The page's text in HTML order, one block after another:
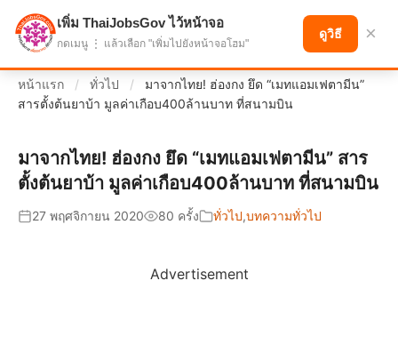
แบ่งปันโอกาส เพื่ออนาคตที่ก้าวหน้า
หน้าแรก / ทั่วไป /
มาจากไทย! ฮ่องกง ยึด “เมทแอมเฟตามีน”
สารตั้งต้นยาบ้า มูลค่าเกือบ400ล้านบาท ที่สนามบิน
มาจากไทย! ฮ่องกง ยึด “เมทแอมเฟตามีน” สาร
ตั้งต้นยาบ้า มูลค่าเกือบ400ล้านบาท ที่สนามบิน
27 พฤศจิกายน 2020 80 ครั้ง ทั่วไป,บทความทั่วไป
Advertisement
เพิ่ม ThaiJobsGov ไว้หน้าจอ
กดเมนู ⋮ แล้วเลือก "เพิ่มไปยังหน้าจอโฮม"
ดูวิธี ×